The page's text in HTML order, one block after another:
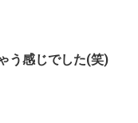
う感じでした(笑)